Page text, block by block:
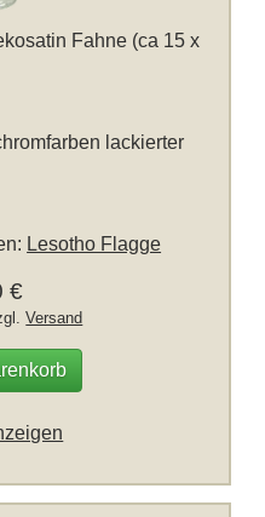
Fahne (ca 15 x
lackierter
Lesotho Flagge
€
Versand